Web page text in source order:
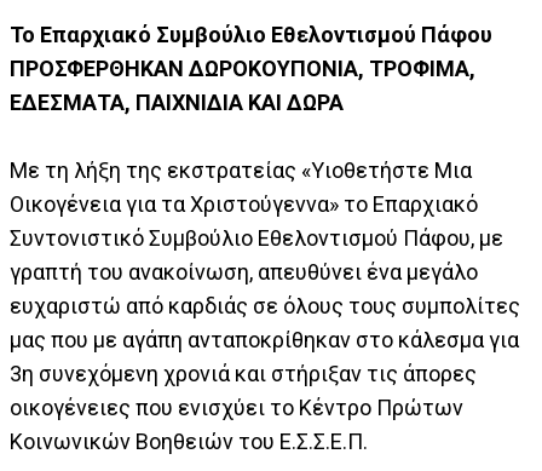
Το Επαρχιακό Συμβούλιο Εθελοντισμού Πάφου
ΠΡΟΣΦΕΡΘΗΚΑΝ ΔΩΡΟΚΟΥΠΟΝΙΑ, ΤΡΟΦΙΜΑ,
ΕΔΕΣΜΑΤΑ, ΠΑΙΧΝΙΔΙΑ ΚΑΙ ΔΩΡΑ
Με τη λήξη της εκστρατείας «Υιοθετήστε Μια
Οικογένεια για τα Χριστούγεννα» το Επαρχιακό
Συντονιστικό Συμβούλιο Εθελοντισμού Πάφου, με
γραπτή του ανακοίνωση, απευθύνει ένα μεγάλο
ευχαριστώ από καρδιάς σε όλους τους συμπολίτες
μας που με αγάπη ανταποκρίθηκαν στο κάλεσμα για
3η συνεχόμενη χρονιά και στήριξαν τις άπορες
οικογένειες που ενισχύει το Κέντρο Πρώτων
Κοινωνικών Βοηθειών του Ε.Σ.Σ.Ε.Π.